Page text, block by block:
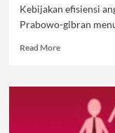
Kebijakan efisiensi
Prabowo-gibran
Read MoreRead
Dampak
Efisiensi
Anggaran,
Kepentingan